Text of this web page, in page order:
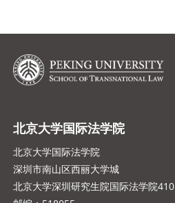
北京大学国际法学院
北京大学国际法学院
深圳市南山区西丽大学城
北京大学深圳研究生院国际法学院410